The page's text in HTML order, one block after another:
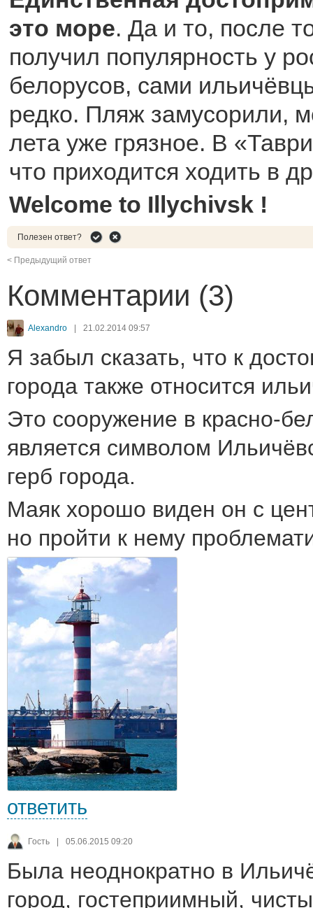
это море. Да и то, после
получил популярность у
белорусов, сами
редко. Пляж замусорили,
лета уже грязное. В
что приходится ходить в
Welcome to Illychivsk !
Полезен ответ?
< Предыдущий ответ
Комментарии (3)
Alexandro | 21.02.2014 09:57
Я забыл сказать, что к
города также относится
Это сооружение в красно-
является символом
герб города.
Маяк хорошо виден он с
но пройти к нему
ответить
Гость 05.06.2015 09:20
Была неоднократно в
город, гостеприимный,